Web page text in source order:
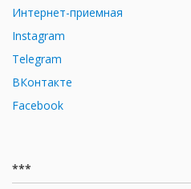
Интернет-приемная
Instagram
Telegram
ВКонтакте
Facebook
***